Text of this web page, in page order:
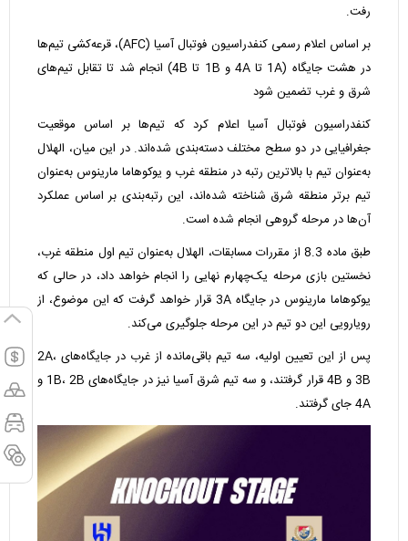
رفت.
بر اساس اعلام رسمی کنفدراسیون فوتبال آسیا (AFC)، قرعه‌کشی تیم‌ها
در هشت جایگاه (1A تا 4A و 1B تا 4B) انجام شد تا تقابل تیم‌های
شرق و غرب تضمین شود
کنفدراسیون فوتبال آسیا اعلام کرد که تیم‌ها بر اساس موقعیت
جغرافیایی در دو سطح مختلف دسته‌بندی شده‌اند. در این میان، الهلال
به‌عنوان تیم با بالاترین رتبه در منطقه غرب و یوکوهاما مارینوس به‌عنوان
تیم برتر منطقه شرق شناخته شده‌اند، این رتبه‌بندی بر اساس عملکرد
آن‌ها در مرحله گروهی انجام شده است.
طبق ماده 8.3 از مقررات مسابقات، الهلال به‌عنوان تیم اول منطقه غرب،
نخستین بازی مرحله یک‌چهارم نهایی را انجام خواهد داد، در حالی که
یوکوهاما مارینوس در جایگاه 3A قرار خواهد گرفت که این موضوع، از
رویارویی این دو تیم در این مرحله جلوگیری می‌کند.
پس از این تعیین اولیه، سه تیم باقی‌مانده از غرب در جایگاه‌های 2A،
3B و 4B قرار گرفتند، و سه تیم شرق آسیا نیز در جایگاه‌های 1B، 2B و
4A جای گرفتند.